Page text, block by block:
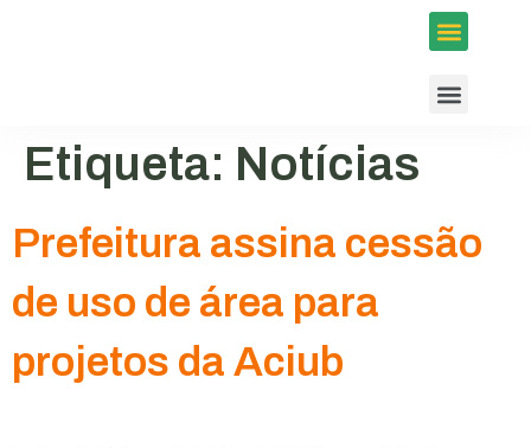
Etiqueta: Notícias
Prefeitura assina cessão
de uso de área para
projetos da Aciub